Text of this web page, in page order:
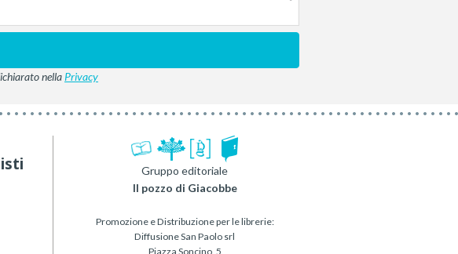
nella Privacy
Gruppo editoriale
Il pozzo di Giacobbe
Promozione e Distribuzione per le librerie:
Diffusione San Paolo srl
Piazza Soncino, 5